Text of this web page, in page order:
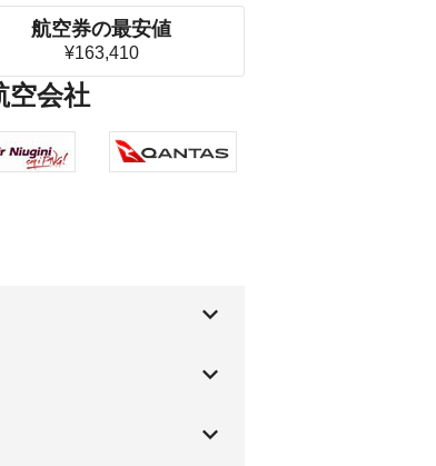
航空券の最安値
¥163,410
空会社